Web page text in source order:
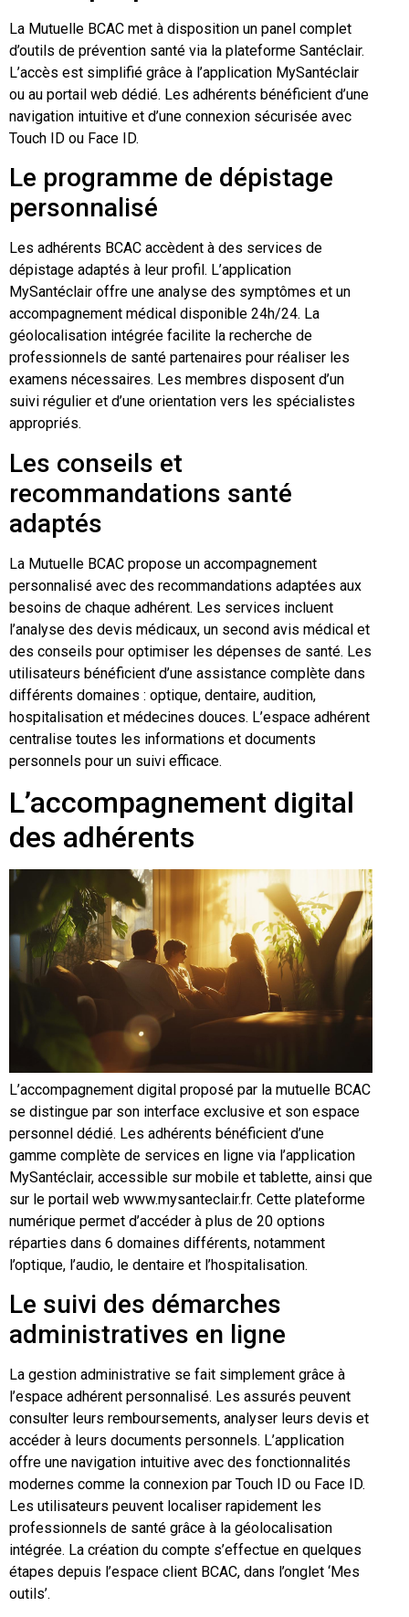
La Mutuelle BCAC met à disposition un panel complet
d’outils de prévention santé via la plateforme Santéclair.
L’accès est simplifié grâce à l’application MySantéclair
ou au portail web dédié. Les adhérents bénéficient d’une
navigation intuitive et d’une connexion sécurisée avec
Touch ID ou Face ID.
Le programme de dépistage
personnalisé
Les adhérents BCAC accèdent à des services de
dépistage adaptés à leur profil. L’application
MySantéclair offre une analyse des symptômes et un
accompagnement médical disponible 24h/24. La
géolocalisation intégrée facilite la recherche de
professionnels de santé partenaires pour réaliser les
examens nécessaires. Les membres disposent d’un
suivi régulier et d’une orientation vers les spécialistes
appropriés.
Les conseils et
recommandations santé
adaptés
La Mutuelle BCAC propose un accompagnement
personnalisé avec des recommandations adaptées aux
besoins de chaque adhérent. Les services incluent
l’analyse des devis médicaux, un second avis médical et
des conseils pour optimiser les dépenses de santé. Les
utilisateurs bénéficient d’une assistance complète dans
différents domaines : optique, dentaire, audition,
hospitalisation et médecines douces. L’espace adhérent
centralise toutes les informations et documents
personnels pour un suivi efficace.
L’accompagnement digital
des adhérents
L’accompagnement digital proposé par la mutuelle BCAC
se distingue par son interface exclusive et son espace
personnel dédié. Les adhérents bénéficient d’une
gamme complète de services en ligne via l’application
MySantéclair, accessible sur mobile et tablette, ainsi que
sur le portail web www.mysanteclair.fr. Cette plateforme
numérique permet d’accéder à plus de 20 options
réparties dans 6 domaines différents, notamment
l’optique, l’audio, le dentaire et l’hospitalisation.
Le suivi des démarches
administratives en ligne
La gestion administrative se fait simplement grâce à
l’espace adhérent personnalisé. Les assurés peuvent
consulter leurs remboursements, analyser leurs devis et
accéder à leurs documents personnels. L’application
offre une navigation intuitive avec des fonctionnalités
modernes comme la connexion par Touch ID ou Face ID.
Les utilisateurs peuvent localiser rapidement les
professionnels de santé grâce à la géolocalisation
intégrée. La création du compte s’effectue en quelques
étapes depuis l’espace client BCAC, dans l’onglet ‘Mes
outils’.